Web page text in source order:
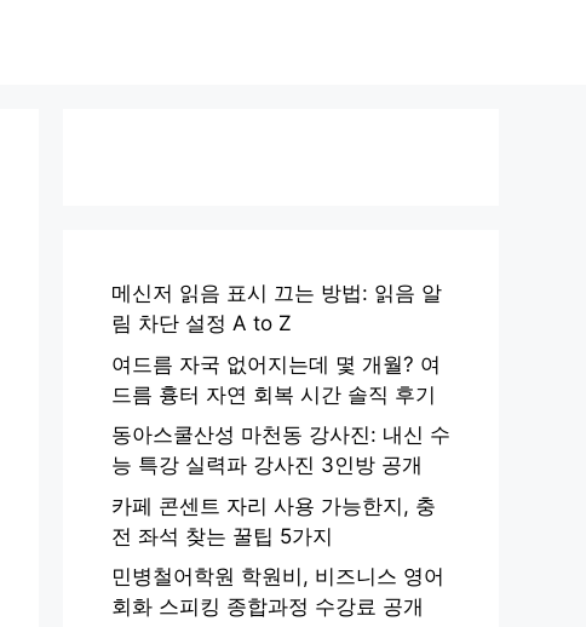
메신저 읽음 표시 끄는 방법: 읽음 알
림 차단 설정 A to Z
여드름 자국 없어지는데 몇 개월? 여
드름 흉터 자연 회복 시간 솔직 후기
동아스쿨산성 마천동 강사진: 내신 수
능 특강 실력파 강사진 3인방 공개
카페 콘센트 자리 사용 가능한지, 충
전 좌석 찾는 꿀팁 5가지
민병철어학원 학원비, 비즈니스 영어
회화 스피킹 종합과정 수강료 공개